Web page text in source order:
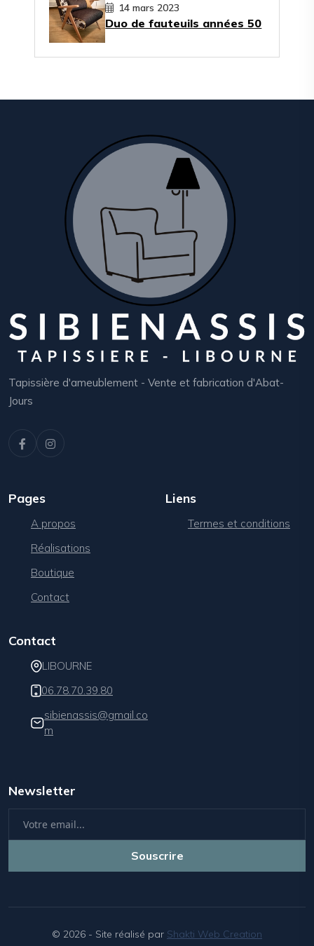
14 mars 2023
Duo de fauteuils années 50
Tapissière d'ameublement - Vente et fabrication d'Abat-
Jours
Pages
A propos
Réalisations
Boutique
Contact
Liens
Termes et conditions
Contact
LIBOURNE
06.78.70.39.80
sibienassis@gmail.co
m
Newsletter
Souscrire
© 2026 - Site réalisé par Shakti Web Creation